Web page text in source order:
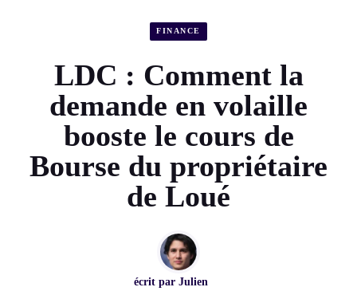
FINANCE
LDC : Comment la
demande en volaille
booste le cours de
Bourse du propriétaire
de Loué
écrit par Julien